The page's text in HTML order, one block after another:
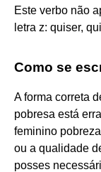
Este verbo não
letra z: quiser,
Como se
A forma correta
pobresa está
feminino
ou a qualidade
posses